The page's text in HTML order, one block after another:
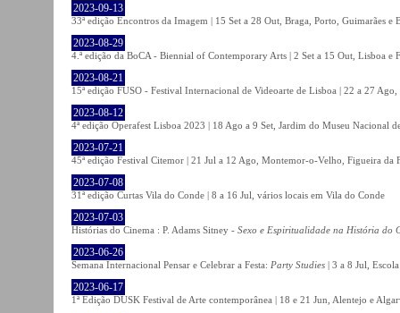
2023-09-13
33ª edição Encontros da Imagem | 15 Set a 28 Out, Braga, Porto, Guimarães e
2023-08-29
4.ª edição da BoCA - Biennial of Contemporary Arts | 2 Set a 15 Out, Lisboa e
2023-08-21
15ª edição FUSO - Festival Internacional de Videoarte de Lisboa | 22 a 27
2023-08-12
4ª edição Operafest Lisboa 2023 | 18 Ago a 9 Set, Jardim do Museu Nacional
2023-07-21
45ª edição Festival Citemor | 21 Jul a 12 Ago, Montemor-o-Velho, Figueira da
2023-07-08
31ª edição Curtas Vila do Conde | 8 a 16 Jul, vários locais em Vila do Conde
2023-07-03
Histórias do Cinema : P. Adams Sitney - Sexo e Espiritualidade na História do
2023-06-26
Semana Internacional Pensar e Celebrar a Festa: Party Studies | 3 a 8 Jul,
2023-06-17
1ª Edição DUSK Festival de Arte contemporânea | 18 e 21 Jun, Alentejo e